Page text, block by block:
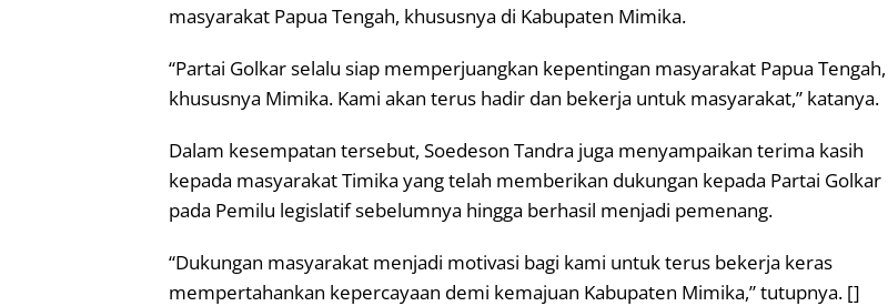
masyarakat Papua Tengah, khususnya di Kabupaten Mimika.
“Partai Golkar selalu siap memperjuangkan kepentingan masyarakat Papua Tengah,
khususnya Mimika. Kami akan terus hadir dan bekerja untuk masyarakat,” katanya.
Dalam kesempatan tersebut, Soedeson Tandra juga menyampaikan terima kasih
kepada masyarakat Timika yang telah memberikan dukungan kepada Partai Golkar
pada Pemilu legislatif sebelumnya hingga berhasil menjadi pemenang.
“Dukungan masyarakat menjadi motivasi bagi kami untuk terus bekerja keras
mempertahankan kepercayaan demi kemajuan Kabupaten Mimika,” tutupnya. []